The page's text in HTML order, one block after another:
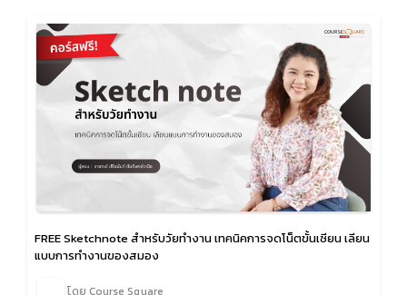
FREE Sketchnote สำหรับวัยทำงาน เทคนิคการจดโน็ตขั้นเซียน เลียน
แบบการทำงานของสมอง
โดย Course Square